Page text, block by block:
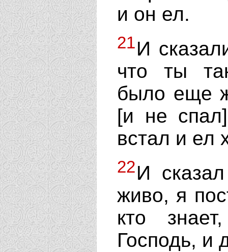
и он ел.
21И
что ты
было еще
[и не
встал и ел
22И
живо, я
кто
Господь, и